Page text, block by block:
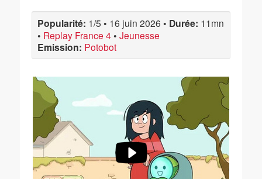
Popularité: 1/5 • 16 juin 2026 • Durée: 11mn
• Replay France 4 • Jeunesse
Emission: Potobot